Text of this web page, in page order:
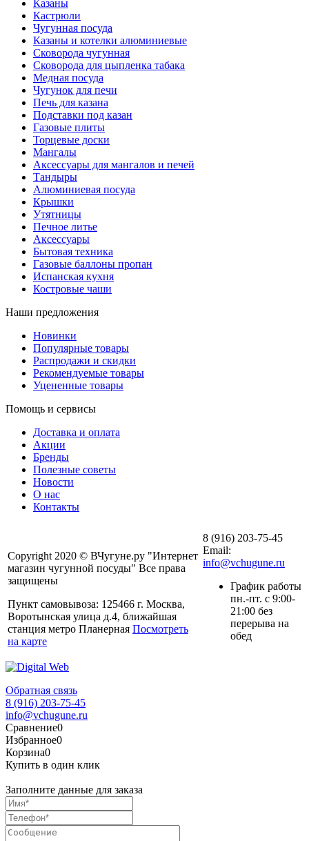
Казаны
Кастрюли
Чугунная посуда
Казаны и котелки алюминиевые
Сковорода чугунная
Сковорода для цыпленка табака
Медная посуда
Чугунок для печи
Печь для казана
Подставки под казан
Газовые плиты
Торцевые доски
Мангалы
Аксессуары для мангалов и печей
Тандыры
Алюминиевая посуда
Крышки
Утятницы
Печное литье
Аксессуары
Бытовая техника
Газовые баллоны пропан
Испанская кухня
Костровые чаши
Наши предложения
Новинки
Популярные товары
Распродажи и скидки
Рекомендуемые товары
Уцененные товары
Помощь и сервисы
Доставка и оплата
Акции
Бренды
Полезные советы
Новости
О нас
Контакты
Copyright 2020 © ВЧугуне.ру "Интернет
магазин чугунной посуды" Все права
защищены
Пункт самовывоза: 125466 г. Москва,
Воротынская улица д.4, ближайшая
станция метро Планерная Посмотреть
на карте
8 (916) 203-75-45
Email:
info@vchugune.ru
График работы
пн.-пт. с 9:00-
21:00 без
перерыва на
обед
Обратная связь
8 (916) 203-75-45
info@vchugune.ru
Сравнение0
Избранное0
Корзина0
Купить в один клик
Заполните данные для заказа